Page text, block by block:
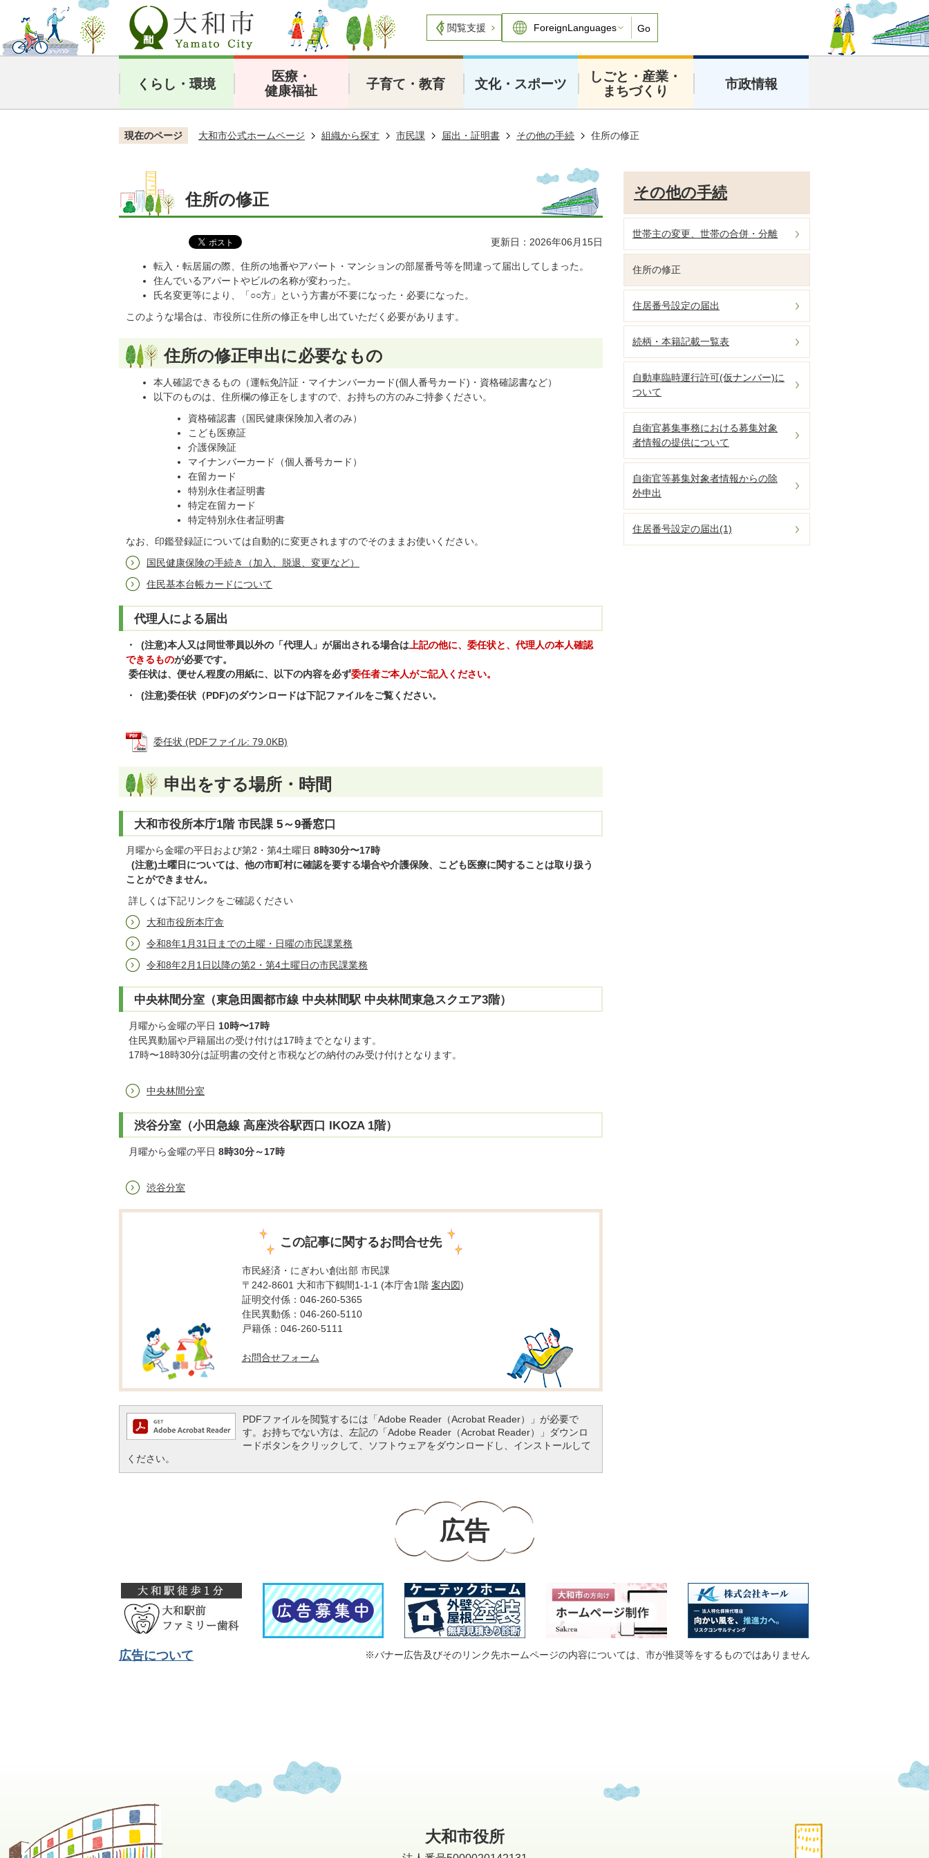
閲覧支援 Go
くらし・環境
医療・
健康福祉
子育て・教育 文化・スポーツ
しごと・産業・
まちづくり
市政情報
現在のページ 大和市公式ホームページ 組織から探す 市民課 届出・証明書 その他の手続 住所の修正
住所の修正
更新日：2026年06月15日
転入・転居届の際、住所の地番やアパート・マンションの部屋番号等を間違って届出してしまった。
住んでいるアパートやビルの名称が変わった。
氏名変更等により、「○○方」という方書が不要になった・必要になった。
このような場合は、市役所に住所の修正を申し出ていただく必要があります。
住所の修正申出に必要なもの
本人確認できるもの（運転免許証・マイナンバーカード(個人番号カード)・資格確認書など）
以下のものは、住所欄の修正をしますので、お持ちの方のみご持参ください。
資格確認書（国民健康保険加入者のみ）
こども医療証
介護保険証
マイナンバーカード（個人番号カード）
在留カード
特別永住者証明書
特定在留カード
特定特別永住者証明書
なお、印鑑登録証については自動的に変更されますのでそのままお使いください。
国民健康保険の手続き（加入、脱退、変更など）
住民基本台帳カードについて
代理人による届出
・ (注意)本人又は同世帯員以外の「代理人」が届出される場合は 上記の他に、委任状と、代理人の本人確認
できるものが必要です。
委任状は、便せん程度の用紙に、以下の内容を必ず委任者ご本人がご記入ください。
・ (注意)委任状（PDF)のダウンロードは下記ファイルをご覧ください。
委任状 (PDFファイル: 79.0KB)
申出をする場所・時間
大和市役所本庁1階 市民課 5～9番窓口
月曜から金曜の平日および第2・第4土曜日 8時30分〜17時
(注意)土曜日については、他の市町村に確認を要する場合や介護保険、こども医療に関することは取り扱う
ことができません。
詳しくは下記リンクをご確認ください
大和市役所本庁舎
令和8年1月31日までの土曜・日曜の市民課業務
令和8年2月1日以降の第2・第4土曜日の市民課業務
中央林間分室（東急田園都市線 中央林間駅 中央林間東急スクエア3階）
月曜から金曜の平日 10時〜17時
住民異動届や戸籍届出の受け付けは17時までとなります。
17時〜18時30分は証明書の交付と市税などの納付のみ受け付けとなります。
中央林間分室
渋谷分室（小田急線 高座渋谷駅西口 IKOZA 1階）
月曜から金曜の平日 8時30分～17時
渋谷分室
この記事に関するお問合せ先
市民経済・にぎわい創出部 市民課
〒242-8601 大和市下鶴間1-1-1 (本庁舎1階 案内図)
証明交付係：046-260-5365
住民異動係：046-260-5110
戸籍係：046-260-5111
お問合せフォーム
PDFファイルを閲覧するには「Adobe Reader（Acrobat Reader）」が必要で
す。お持ちでない方は、左記の「Adobe Reader（Acrobat Reader）」ダウンロ
ードボタンをクリックして、ソフトウェアをダウンロードし、インストールして
ください。
その他の手続
世帯主の変更、世帯の合併・分離
住所の修正
住居番号設定の届出
続柄・本籍記載一覧表
自動車臨時運行許可(仮ナンバー)に
ついて
自衛官募集事務における募集対象
者情報の提供について
自衛官等募集対象者情報からの除
外申出
住居番号設定の届出(1)
広告
広告について ※バナー広告及びそのリンク先ホームページの内容については、市が推奨等をするものではありません
大和市役所